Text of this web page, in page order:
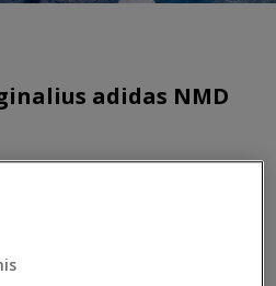
adidas NMD
— tai žino kiekvienas gatvės